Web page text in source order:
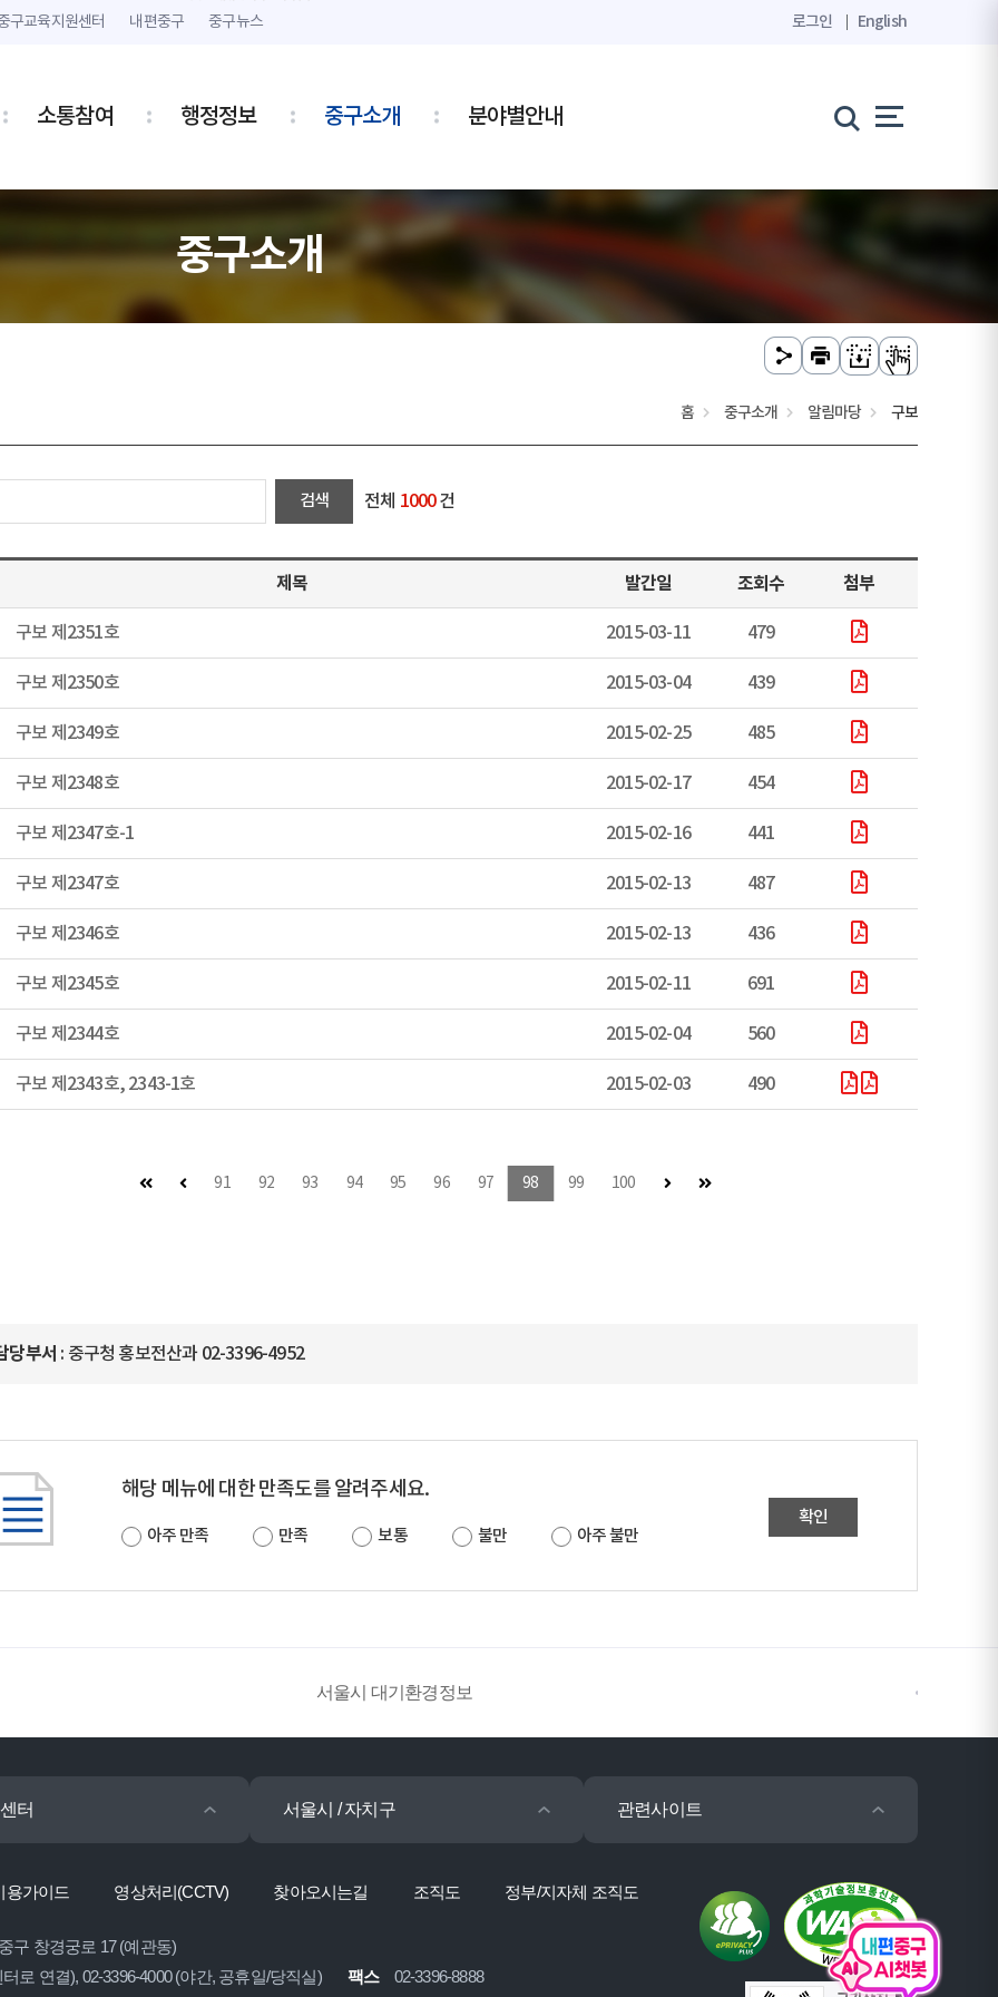
구교육지원센터 내편중구 중구뉴스 로그인 English
소통참여 행정정보 중구소개 분야별안내
중구소개
홈 중구소개 알림마당 구보
전체 1000건
제목 발간일 조회수 첨부
구보 제2351호 2015-03-11 479
구보 제2350호 2015-03-04 439
구보 제2349호 2015-02-25 485
구보 제2348호 2015-02-17 454
구보 제2347호-1 2015-02-16 441
구보 제2347호 2015-02-13 487
구보 제2346호 2015-02-13 436
구보 제2345호 2015-02-11 691
구보 제2344호 2015-02-04 560
구보 제2343호, 2343-1호 2015-02-03 490
첫 페이지이전 페이지
91 92 93 94 95 96 97 98 99 100 다음 페이지마지막 페이지
당부서 : 중구청 홍보전산과 02-3396-4952
해당 메뉴에 대한 만족도를 알려주세요.
아주 만족 만족 보통 불만 아주 불만
확인
서울시 대기환경정보
터 서울시 / 자치구 관련사이트
용가이드 영상처리(CCTV) 찾아오시는길 조직도 정부/지자체 조직도
구 창경궁로 17 (예관동)
로 연결), 02-3396-4000 (야간, 공휴일/당직실) 팩스 02-3396-8888